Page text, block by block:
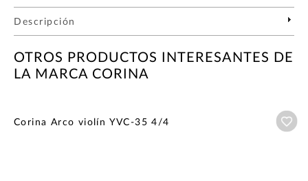
Descripción
OTROS PRODUCTOS INTERESANTES DE
LA MARCA CORINA
Corina Arco violín YVC-35 4/4